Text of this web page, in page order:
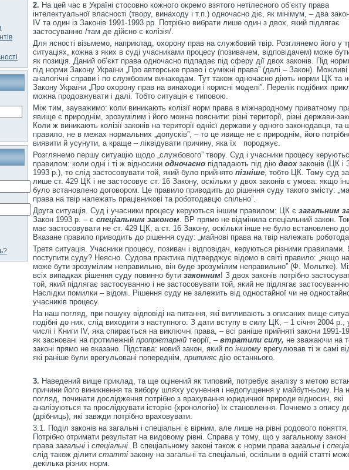
2. На цей час в Україні стосовно кожного окремо взятого нетілесного об’єкту права
інтелектуальної власності (твору, винаходу і т.п.) одночасно діє, як мінімум, – два
IV та один із Законів 1991-1993 рр. Потрібно вибрати лише один з двох, який підлягає
застосуванню /там де дійсно є колізія/.
Для ясності візьмемо, наприклад, охорону прав на службовий твір. Розглянемо його у
ситуаціях, кожна з яких в суді учасниками процесу (позивачем, відповідачем) може
як позиція. Даний об’єкт права одночасно підпадає під сферу дії двох законів. Під
під норми Закону України „Про авторське право і суміжні права” (далі – Закон). Можливі
аналогічні справи і по службовим винаходам. Тут також одночасно діють норми ЦК та
Закону України „Про охорону прав на винаходи і корисні моделі”. Перелік подібних
можна продовжувати і далі. Тобто ситуація є типовою.
Між тим, зауважимо: коли виникають колізії норм права в міжнародному приватному
явище є природнім, зрозумілим і його можна пояснити: різні території, різні держави-
Коли ж виникають колізії законів на території однієї держави у одного законодавця, та
правило, не в межах нормальних „допусків”, – то це явище не є природнім, його
виявити й усунути, а краще – ліквідувати причину, яка їх породжує.
Розглянемо першу ситуацію щодо „службового” твору. Суд і учасники процесу
правилом: коли одні і ті ж відносини одночасно підпадають під дію двохзаконів (ЦК і
1993 р.), то слід застосовувати той, який було прийнято пізніше, тобто ЦК. Тому суд
лише ст. 429 ЦК і не застосовує ст. 16 Закону, оскільки у двох законів є умова: якщо
було встановлено договором. Це правило приводить до рішення суду такого змісту:
права на твір належать працівникові та роботодавцю спільно”.
Друга ситуація. Суд і учасники процесу керуються іншим правилом: ЦК є загальним
Закон 1993 р. – є спеціальним законом. ВР прямо не відмінила спеціальний закон.
має застосовувати не ст. 429 ЦК, а ст. 16 Закону, оскільки інше не було встановлено
Вказане правило приводить до рішення суду: „майнові права на твір належать
Третя ситуація. Учасники процесу, позивач і відповідач, керуються різними правилами.
поступити суду? Неясно. Судова практика підтверджує відомо в світі правило: „якщо
може бути зрозумілим неправильно, він буде зрозумілим неправильно” (Ф. Мольтке).
всіх випадках рішення суду повинно бути законним! З двох законів потрібно
той, який підлягає застосуванню і не застосовувати той, який не підлягає
Наслідки помилки – відомі. Рішення суду не залежить від одностайної чи не
учасників процесу.
На наш погляд, при пошуку відповіді на питання, які випливають з описаних вище
подібні до них, слід виходити з наступного. З дати вступу в силу ЦК, – 1 січня 2004 р.,
числі і Книги IV, яка спирається на виключні права, – всі раніше прийняті закони 1991-
як засновані на протилежній пропрієтарній теорії, – втратили силу, не зважаючи на
законі прямо не вказано. Підстава: новий закон, який по іншому врегулював ті ж самі
які раніше були врегульовані попереднім, припиняєдію останнього.
3. Наведений вище приклад, та ще оцінений як типовий, потребує аналізу з метою
причини його виникнення та вибору шляху усунення і недопущення у майбутньому. На
погляд, починати дослідження потрібно з врахування юридичної природи відносин, які
аналізуються та прослідкувати історію (хронологію) їх становлення. Почнемо з опису
(дрібниць), які завжди потрібно враховувати.
3.1. Поділ законів на загальні і спеціальні є вірним, але лише на рівні родового поняття.
Потрібно отримати результат на видовому рівні. Справа у тому, що у загальному
права загальні і спеціальні. В спеціальному законі також є норми права загальні і
слід також ділити статті закону на загальні та спеціальні, оскільки в одній статті
декілька різних норм.